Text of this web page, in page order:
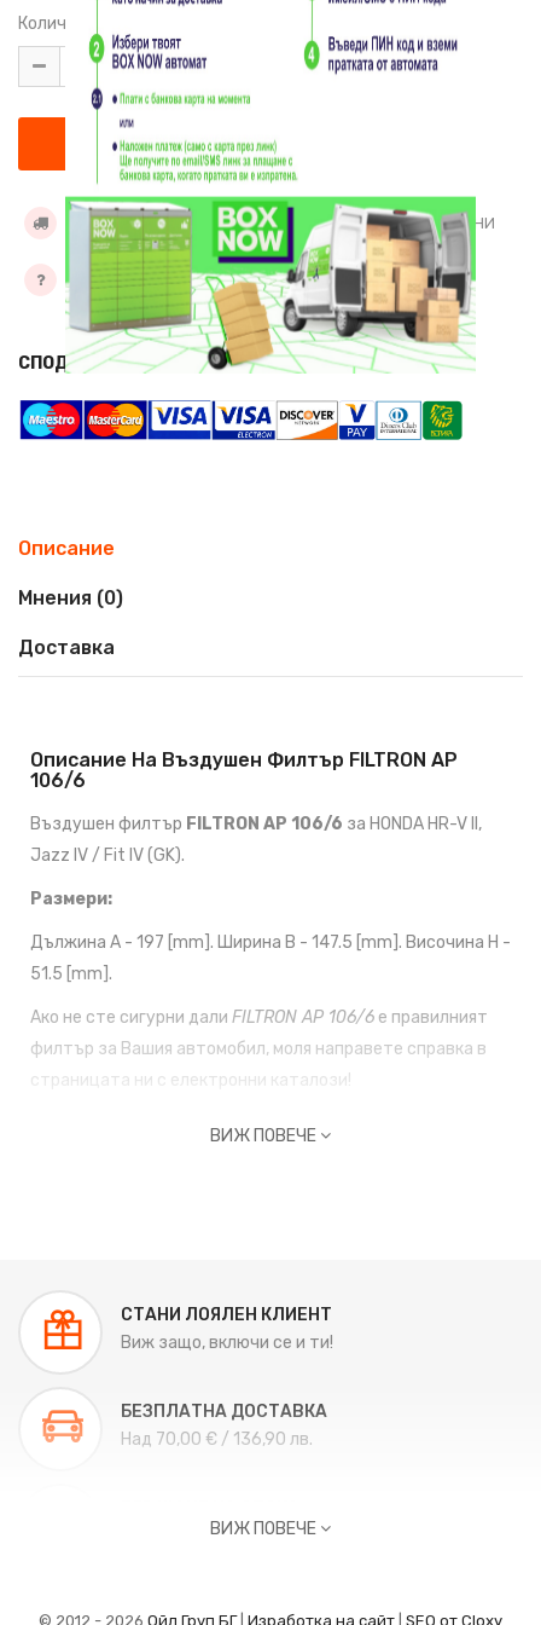
Количество:
УСЛОВИЯ ЗА ДОСТАВКА ДОБАВИ КЪМ ЖЕЛАНИ
ЗАДАЙТЕ ВЪПРОС
СПОДЕЛИ
Описание
Мнения (0)
Доставка
Описание На Въздушен Филтър FILTRON AP
106/6
Въздушен филтър FILTRON AP 106/6 за HONDA HR-V II,
Jazz IV / Fit IV (GK).
Размери:
Дължина A - 197 [mm]. Ширина B - 147.5 [mm]. Височина H -
51.5 [mm].
Ако не сте сигурни дали FILTRON AP 106/6 е правилният
филтър за Вашия автомобил, моля направете справка в
страницата ни с електронни каталози!
ВИЖ ПОВЕЧЕ
СТАНИ ЛОЯЛЕН КЛИЕНТ
Виж защо, включи се и ти!
БЕЗПЛАТНА ДОСТАВКА
Над 70,00 € / 136,90 лв.
Връщане до 14 дни.
ВИЖ ПОВЕЧЕ
© 2012 - 2026 Ойл Груп БГ| Изработка на сайт SEO от Cloxy